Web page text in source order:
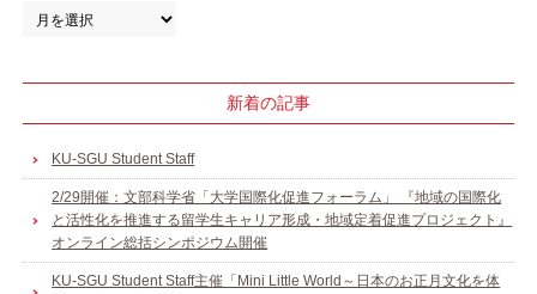
新着の記事
KU-SGU Student Staff
2/29開催：文部科学省「大学国際化促進フォーラム」 『地域の国際化
と活性化を推進する留学生キャリア形成・地域定着促進プロジェクト』
オンライン総括シンポジウム開催
KU-SGU Student Staff主催「Mini Little World～日本のお正月文化を体